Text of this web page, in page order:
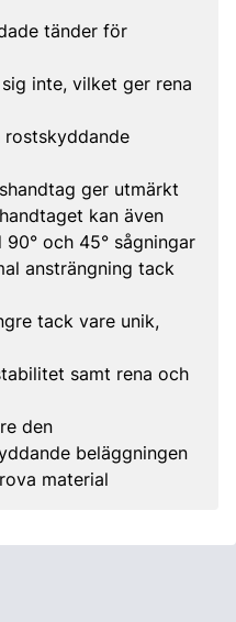
tänder för
inte, vilket ger rena
rostskyddande
ger utmärkt
kan även
och 45° sågningar
ansträngning tack
tack vare unik,
samt rena och
den
beläggningen
material